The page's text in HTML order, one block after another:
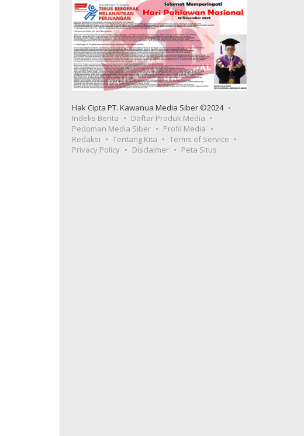
Hak Cipta PT. Kawanua Media Siber ©2024
Indeks Berita
Daftar Produk Media
Pedoman Media Siber
Profil Media
Redaksi
Tentang Kita
Terms of Service
Privacy Policy
Disclaimer Peta Situs